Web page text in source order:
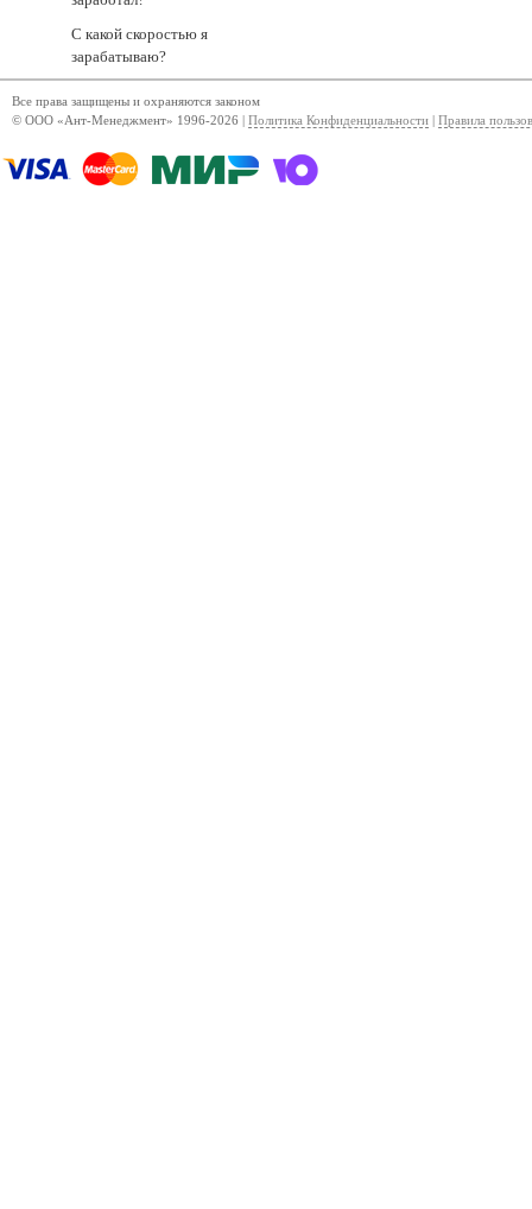
С какой скоростью я
зарабатываю?
Все права защищены и охраняются законом
© ООО «Ант-Менеджмент» 1996-2026 | Политика Конфиденциальности Правила